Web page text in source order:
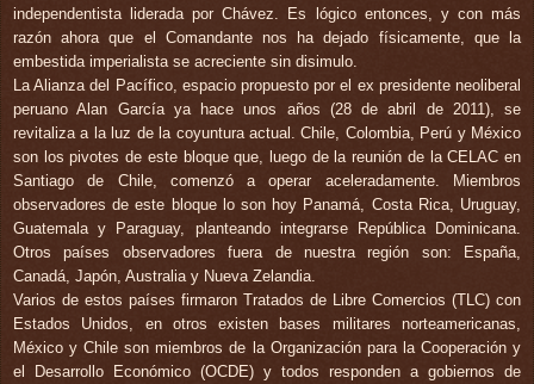
independentista liderada por Chávez. Es lógico entonces, y con más
razón ahora que el Comandante nos ha dejado físicamente, que la
embestida imperialista se acreciente sin disimulo.
La Alianza del Pacífico, espacio propuesto por el ex presidente neoliberal
peruano Alan García ya hace unos años (28 de abril de 2011), se
revitaliza a la luz de la coyuntura actual. Chile, Colombia, Perú y México
son los pivotes de este bloque que, luego de la reunión de la CELAC en
Santiago de Chile, comenzó a operar aceleradamente. Miembros
observadores de este bloque lo son hoy Panamá, Costa Rica, Uruguay,
Guatemala y Paraguay, planteando integrarse República Dominicana.
Otros países observadores fuera de nuestra región son: España,
Canadá, Japón, Australia y Nueva Zelandia.
Varios de estos países firmaron Tratados de Libre Comercios (TLC) con
Estados Unidos, en otros existen bases militares norteamericanas,
México y Chile son miembros de la Organización para la Cooperación y
el Desarrollo Económico (OCDE) y todos responden a gobiernos de